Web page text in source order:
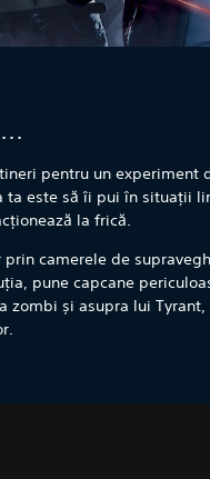
pentru un experiment
ta este să îi pui în situații
la frică.
camerele de
pune capcane
zombi și asupra lui Tyrant,